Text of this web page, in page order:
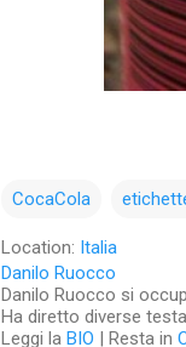
CocaCola
Location: Italia
Danilo Ruocco
Danilo Ruocco si
Ha diretto diverse
Leggi la BIO | Resta in